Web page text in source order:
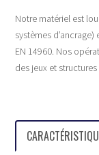
Notre matériel est
systèmes
EN 14960. Nos
des jeux et